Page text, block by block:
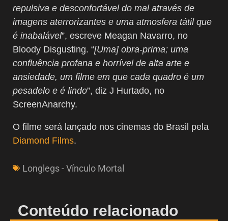
repulsiva e desconfortável do mal através de
imagens aterrorizantes e uma atmosfera tátil que
é inabalável”, escreve Meagan Navarro, no
Bloody Disgusting. “[Uma] obra-prima; uma
confluência profana e horrível de alta arte e
ansiedade, um filme em que cada quadro é um
pesadelo e é lindo”, diz J Hurtado, no
ScreenAnarchy.
O filme será lançado nos cinemas do Brasil pela
Diamond Films.
Longlegs - Vínculo Mortal
Conteúdo relacionado